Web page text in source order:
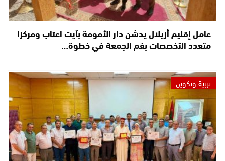
عامل إقليم أزيلال يدشن دار الأمومة بآيت اعتاب ومركزا
متعدد التخصصات بفم الجمعة في خطوة…
تربية وتكوين